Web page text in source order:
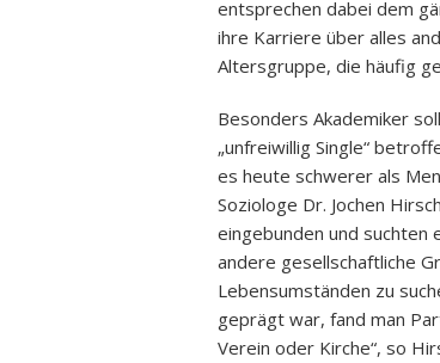
entsprechen dabei dem
ihre Karriere über alles
Altersgruppe, die häufig
Besonders Akademiker
„unfreiwillig Single“
es heute schwerer als
Soziologe Dr. Jochen
eingebunden und suchten
andere gesellschaftliche
Lebensumständen zu
geprägt war, fand man
Verein oder Kirche“, so